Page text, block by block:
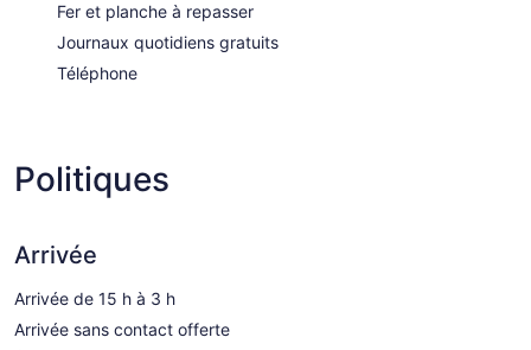
Fer et planche à repasser
Journaux quotidiens gratuits
Téléphone
Politiques
Arrivée
Arrivée de 15 h à 3 h
Arrivée sans contact offerte